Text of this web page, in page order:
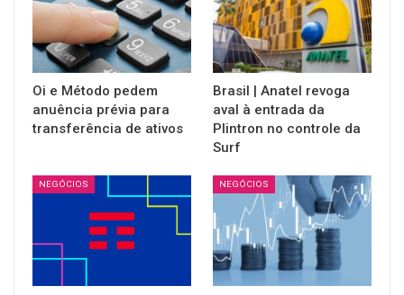
Oi e Método pedem
anuência prévia para
transferência de ativos
Brasil | Anatel revoga
aval à entrada da
Plintron no controle da
Surf
NEGÓCIOS NEGÓCIOS